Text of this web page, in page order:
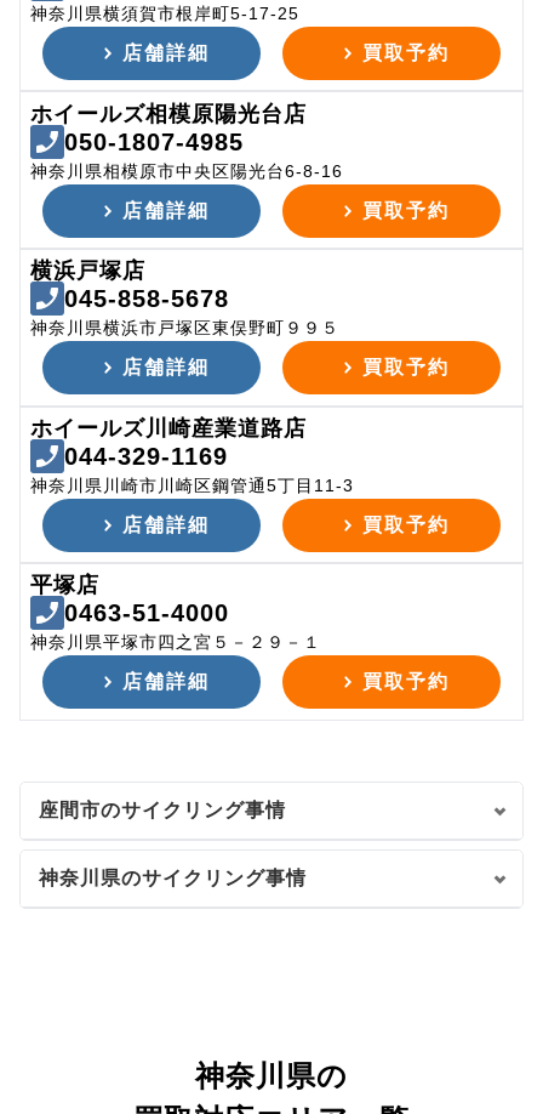
神奈川県横須賀市根岸町5-17-25
店舗詳細 買取予約
ホイールズ相模原陽光台店
050-1807-4985
神奈川県相模原市中央区陽光台6-8-16
店舗詳細 買取予約
横浜戸塚店
045-858-5678
神奈川県横浜市戸塚区東俣野町９９５
店舗詳細 買取予約
ホイールズ川崎産業道路店
044-329-1169
神奈川県川崎市川崎区鋼管通5丁目11-3
店舗詳細 買取予約
平塚店
0463-51-4000
神奈川県平塚市四之宮５－２９－１
店舗詳細 買取予約
座間市のサイクリング事情
神奈川県のサイクリング事情
神奈川県の